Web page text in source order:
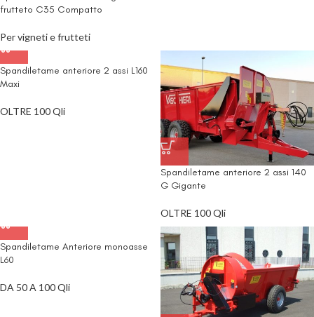
frutteto C35 Compatto
Per vigneti e frutteti
Spandiletame anteriore 2 assi L160
Maxi
OLTRE 100 Qli
Spandiletame anteriore 2 assi 140
G Gigante
OLTRE 100 Qli
Spandiletame Anteriore monoasse
L60
DA 50 A 100 Qli